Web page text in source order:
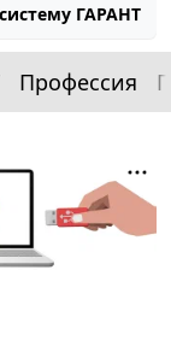
ГАРАНТ
Профессия